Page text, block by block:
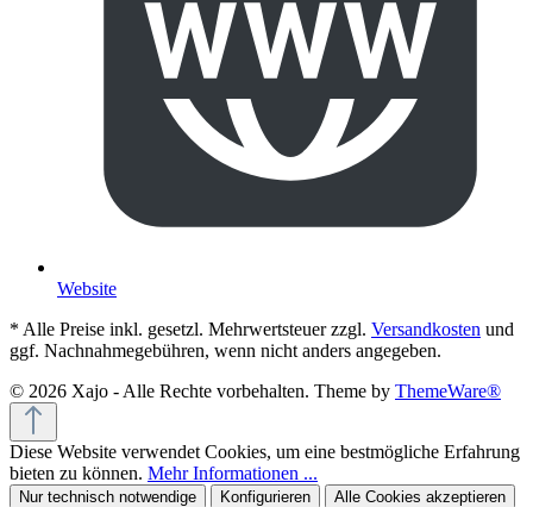
Website
* Alle Preise inkl. gesetzl. Mehrwertsteuer zzgl. Versandkosten und
ggf. Nachnahmegebühren, wenn nicht anders angegeben.
© 2026 Xajo - Alle Rechte vorbehalten. Theme by ThemeWare®
Diese Website verwendet Cookies, um eine bestmögliche Erfahrung
bieten zu können. Mehr Informationen ...
Nur technisch notwendige Konfigurieren Alle Cookies akzeptieren